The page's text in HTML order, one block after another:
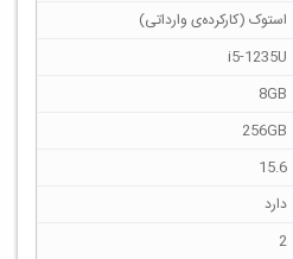
استوک (کارکرده‌ی وارداتی)
i5-1235U
8GB
256GB
15.6
دارد
2